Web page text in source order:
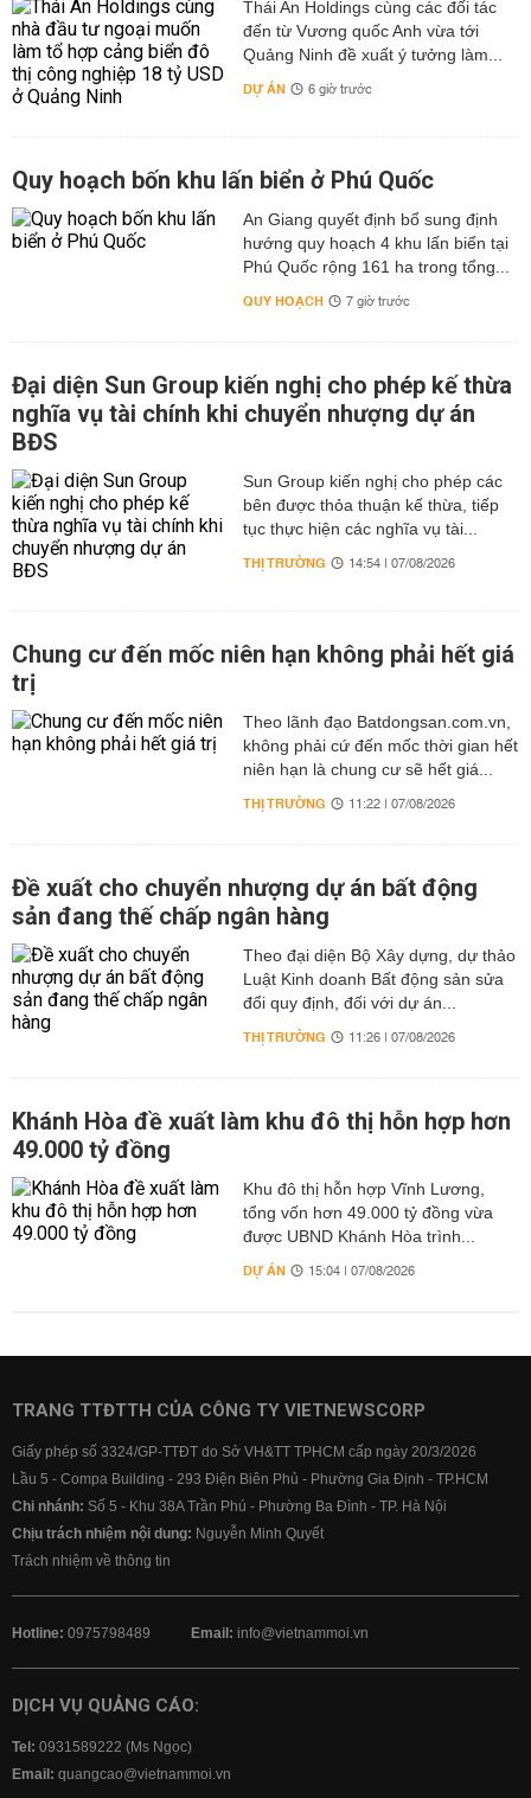
Thái An Holdings cùng các đối tác
đến từ Vương quốc Anh vừa tới
Quảng Ninh đề xuất ý tưởng làm...
DỰ ÁN 6 giờ trước
Quy hoạch bốn khu lấn biển ở Phú Quốc
An Giang quyết định bổ sung định
hướng quy hoạch 4 khu lấn biển tại
Phú Quốc rộng 161 ha trong tổng...
QUY HOẠCH 7 giờ trước
Đại diện Sun Group kiến nghị cho phép kế thừa
nghĩa vụ tài chính khi chuyển nhượng dự án
BĐS
Sun Group kiến nghị cho phép các
bên được thỏa thuận kế thừa, tiếp
tục thực hiện các nghĩa vụ tài...
THỊ TRƯỜNG 14:54 | 07/08/2026
Chung cư đến mốc niên hạn không phải hết giá
trị
Theo lãnh đạo Batdongsan.com.vn,
không phải cứ đến mốc thời gian hết
niên hạn là chung cư sẽ hết giá...
THỊ TRƯỜNG 11:22 | 07/08/2026
Đề xuất cho chuyển nhượng dự án bất động
sản đang thế chấp ngân hàng
Theo đại diện Bộ Xây dựng, dự thảo
Luật Kinh doanh Bất động sản sửa
đổi quy định, đối với dự án...
THỊ TRƯỜNG 11:26 | 07/08/2026
Khánh Hòa đề xuất làm khu đô thị hỗn hợp hơn
49.000 tỷ đồng
Khu đô thị hỗn hợp Vĩnh Lương,
tổng vốn hơn 49.000 tỷ đồng vừa
được UBND Khánh Hòa trình...
DỰ ÁN 15:04 | 07/08/2026
TRANG TTĐTTH CỦA CÔNG TY VIETNEWSCORP
Giấy phép số 3324/GP-TTĐT do Sở VH&TT TPHCM cấp ngày 20/3/2026
Lầu 5 - Compa Building - 293 Điện Biên Phủ - Phường Gia Định - TP.HCM
Chi nhánh: Số 5 - Khu 38A Trần Phú - Phường Ba Đình - TP. Hà Nội
Chịu trách nhiệm nội dung: Nguyễn Minh Quyết
Trách nhiệm về thông tin
Hotline: 0975798489 Email: info@vietnammoi.vn
DỊCH VỤ QUẢNG CÁO:
Tel: 0931589222 (Ms Ngọc)
Email: quangcao@vietnammoi.vn